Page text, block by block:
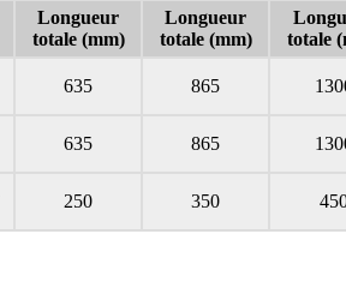
Longueur
totale (mm)
Longueur
totale (mm)
totale
635 865
635 865
250 350